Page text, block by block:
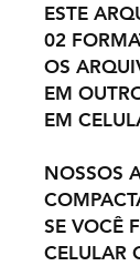
ESTE
02
OS
EM
EM
NOSSOS
SE VOCÊ
CELULAR